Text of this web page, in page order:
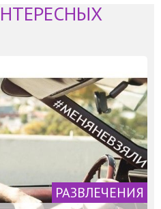
РАЗВЛЕЧЕНИЯ